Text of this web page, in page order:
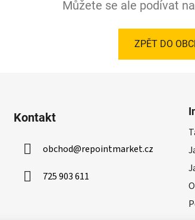
Můžete se ale podívat
ZPĚT DO
Kontakt
obchod@repointmarket.cz
725 903 611